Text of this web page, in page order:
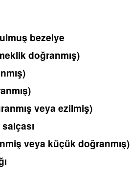
bezelye
doğranmış)
veya ezilmiş)
veya küçük doğranmış)